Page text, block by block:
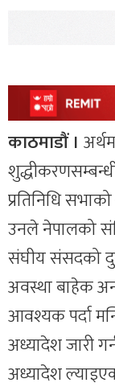
काठमाडौं ।
प्रतिनिधि
उनले नेपालको
संघीय संसदको
अवस्था बाहेक
आवश्यक पर्दा
अध्यादेश जारी
अध्यादेश